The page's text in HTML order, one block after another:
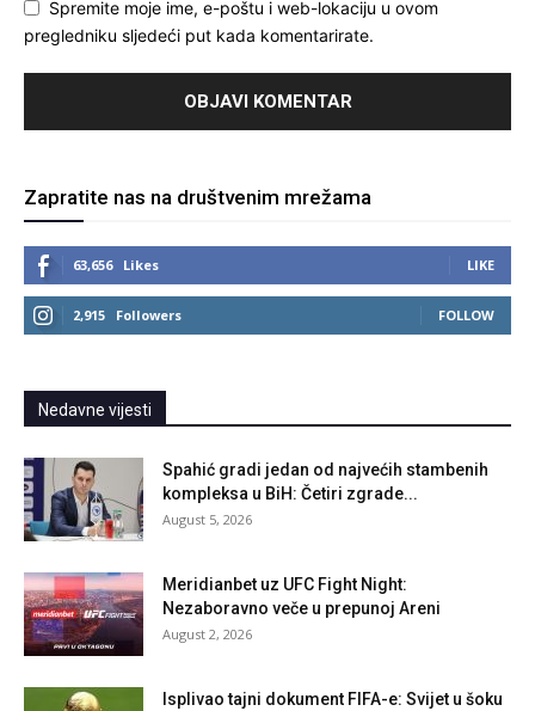
Spremite moje ime, e-poštu i web-lokaciju u ovom
pregledniku sljedeći put kada komentarirate.
Zapratite nas na društvenim mrežama
63,656 Likes LIKE
2,915 Followers FOLLOW
Nedavne vijesti
Spahić gradi jedan od najvećih stambenih
kompleksa u BiH: Četiri zgrade...
August 5, 2026
Meridianbet uz UFC Fight Night:
Nezaboravno veče u prepunoj Areni
August 2, 2026
Isplivao tajni dokument FIFA-e: Svijet u šoku